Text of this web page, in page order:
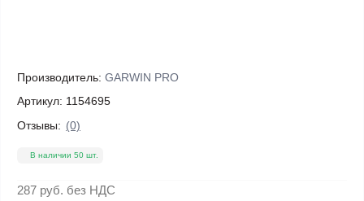
Производитель: GARWIN PRO
Артикул: 1154695
Отзывы: (0)
В наличии 50 шт.
287 руб. без НДС